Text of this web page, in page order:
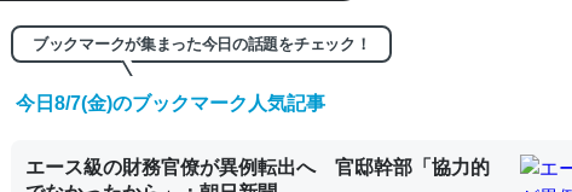
これは良記事。32768トークンだと英語小説100ページ分くらい。小
の伏線」は回収されないけど、短期記憶というには多い分量。進化す
やすく強くなりそう
ブックマークが集まった今日の話題をチェック！
今日8/7(金)のブックマーク人気記事
エース級の財務官僚が異例転出へ 官邸幹部「協力的